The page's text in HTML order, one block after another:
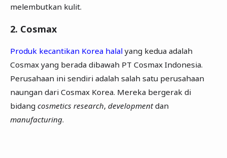
melembutkan kulit.
2. Cosmax
Produk kecantikan Korea halalyang kedua adalah
Cosmax yang berada dibawah PT Cosmax Indonesia.
Perusahaan ini sendiri adalah salah satu perusahaan
naungan dari Cosmax Korea. Mereka bergerak di
bidang cosmetics research, developmentdan
manufacturing.